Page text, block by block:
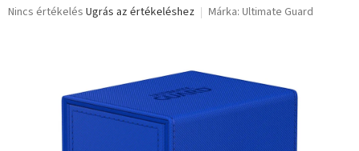
A
Nincs értékelés Ugrás az értékeléshez Márka: Ultimate Guard